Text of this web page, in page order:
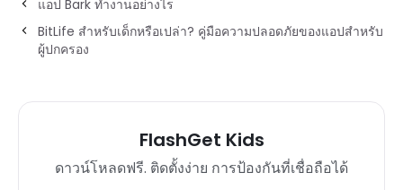
แอป Bark ทำงานอย่างไร
BitLife สำหรับเด็กหรือเปล่า? คู่มือความปลอดภัยของแอปสำหรับ
ผู้ปกครอง
FlashGet Kids
ดาวน์โหลดฟรี. ติดตั้งง่าย การป้องกันที่เชื่อถือได้